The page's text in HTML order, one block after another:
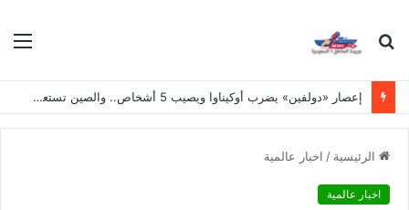
بحث
إعصار «دولفين» يضرب أوكيناوا ويصيب 5 أشخاص.. والصين تستعد لعاصفة قوية على سواحلها
الرئيسية / اخبار عالمية
اخبار عالمية